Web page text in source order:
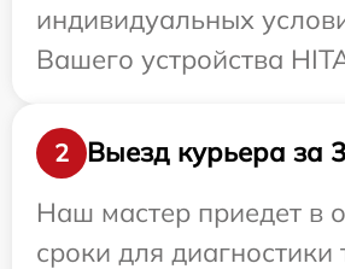
индивидуальных
Вашего устройства
2
Выезд курьера за
Наш мастер приедет в
сроки для диагностики